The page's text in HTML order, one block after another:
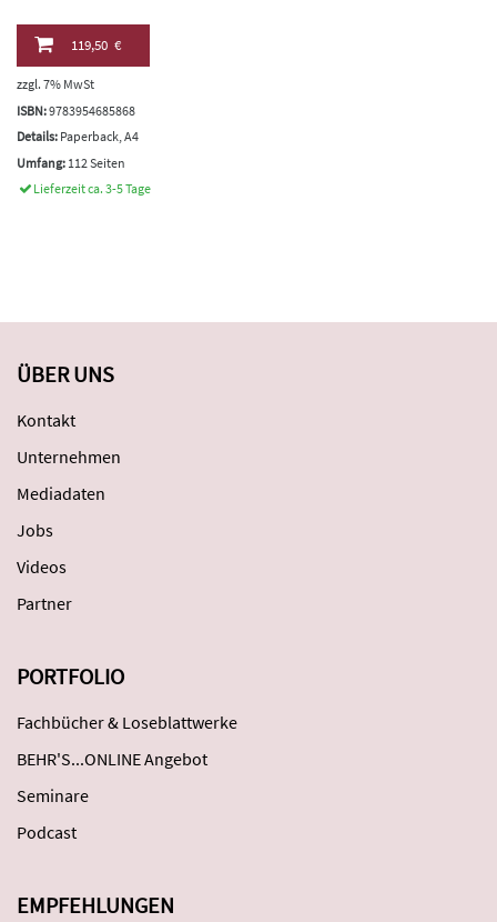
119,50 €
zzgl. 7% MwSt
ISBN:9783954685868
Details: Paperback, A4
Umfang: 112 Seiten
Lieferzeit ca. 3-5 Tage
ÜBER UNS
Kontakt
Unternehmen
Mediadaten
Jobs
Videos
Partner
PORTFOLIO
Fachbücher & Loseblattwerke
BEHR'S...ONLINE Angebot
Seminare
Podcast
EMPFEHLUNGEN